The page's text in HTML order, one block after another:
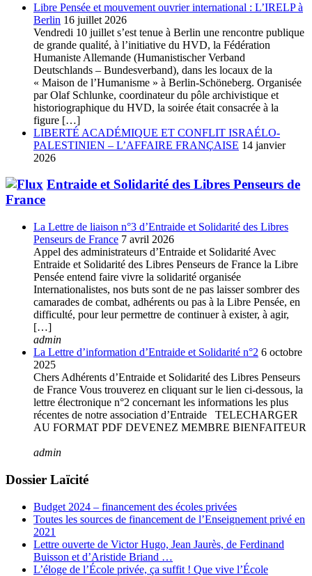
Libre Pensée et mouvement ouvrier international : L’IRELP à
Berlin 16 juillet 2026
Vendredi 10 juillet s’est tenue à Berlin une rencontre publique
de grande qualité, à l’initiative du HVD, la Fédération
Humaniste Allemande (Humanistischer Verband
Deutschlands – Bundesverband), dans les locaux de la
« Maison de l’Humanisme » à Berlin-Schöneberg. Organisée
par Olaf Schlunke, coordinateur du pôle archivistique et
historiographique du HVD, la soirée était consacrée à la
figure […]
LIBERTÉ ACADÉMIQUE ET CONFLIT ISRAÉLO-
PALESTINIEN – L’AFFAIRE FRANÇAISE 14 janvier
2026
Entraide et Solidarité des Libres Penseurs de
France
La Lettre de liaison n°3 d’Entraide et Solidarité des Libres
Penseurs de France 7 avril 2026
Appel des administrateurs d’Entraide et Solidarité Avec
Entraide et Solidarité des Libres Penseurs de France la Libre
Pensée entend faire vivre la solidarité organisée
Internationalistes, nos buts sont de ne pas laisser sombrer des
camarades de combat, adhérents ou pas à la Libre Pensée, en
difficulté, pour leur permettre de continuer à exister, à agir,
[…]
admin
La Lettre d’information d’Entraide et Solidarité n°2 6 octobre
2025
Chers Adhérents d’Entraide et Solidarité des Libres Penseurs
de France Vous trouverez en cliquant sur le lien ci-dessous, la
lettre électronique n°2 concernant les informations les plus
récentes de notre association d’Entraide TELECHARGER
AU FORMAT PDF DEVENEZ MEMBRE BIENFAITEUR
admin
Dossier Laïcité
Budget 2024 – financement des écoles privées
Toutes les sources de financement de l’Enseignement privé en
2021
Lettre ouverte de Victor Hugo, Jean Jaurès, de Ferdinand
Buisson et d’Aristide Briand …
L’éloge de l’École privée, ça suffit ! Que vive l’École